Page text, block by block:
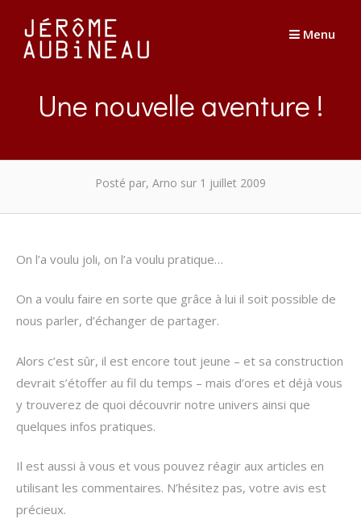
contenu
Menu
Une nouvelle aventure !
Posté par, Arno sur 1 juillet 2009
On l’a voulu joli, on l’a voulu pratique…
On a voulu faire en sorte que grâce à lui il soit possible de
nous parler, d’échanger de partager.
Alors c’est sûr, il est encore tout jeune – et sa construction
devrait s’étoffer au fil du temps – mais d’ores et déjà vous
y trouverez de quoi découvrir notre univers ainsi que
quelques infos pratiques.
Il est aussi à vous et vous pouvez réagir aux articles en
utilisant les commentaires. N’hésitez pas, votre avis est
précieux.